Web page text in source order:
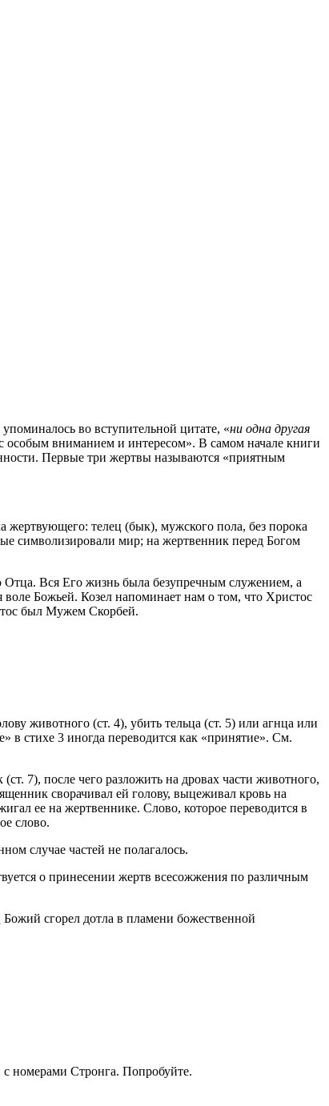
во вступительной цитате, «ни одна другая
особым вниманием и интересом». В самом начале книги
Первые три жертвы называются «приятным
жертвующего: телец (бык), мужского пола, без порока
символизировали мир; на жертвенник перед Богом
Вся Его жизнь была безупречным служением, а
Божьей. Козел напоминает нам о том, что Христос
был Мужем Скорбей.
животного (ст. 4), убить тельца (ст. 5) или агнца или
в стихе 3 иногда переводится как «принятие». См.
7), после чего разложить на дровах части животного,
сворачивал ей голову, выцеживал кровь на
ее на жертвеннике. Слово, которое переводится в
слово.
случае частей не полагалось.
о принесении жертв всесожжения по различным
сгорел дотла в пламени божественной
номерами Стронга. Попробуйте.